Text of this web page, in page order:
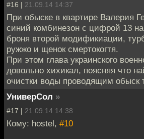
#16 | 21.09.14 14:37
При обыске в квартире Валерия
синий комбинезон с цифрой 13
броня второй модификиации,
ружжо и щенок смертокогтя.
При этом глава украинского
довольно хихикал, поясняя что
очистки воды проводящим обыск
УниверСол »
#17 | 21.09.14 14:38
Кому: hostel, #10